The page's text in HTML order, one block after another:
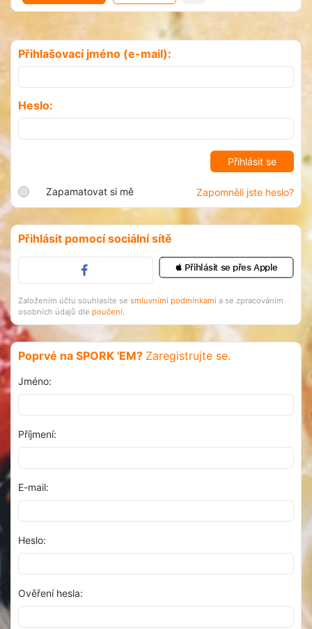
Přihlašovací jméno (e-mail):
Heslo:
Zapamatovat si mě Zapomněli jste heslo?
Přihlásit pomocí sociální sítě
 Přihlásit se přes Apple
Založením účtu souhlasíte se smluvními podmínkami a se zpracováním
osobních údajů dle poučení.
Poprvé na SPORK 'EM? Zaregistrujte se.
Jméno:
Příjmení:
E-mail:
Heslo:
Ověření hesla: